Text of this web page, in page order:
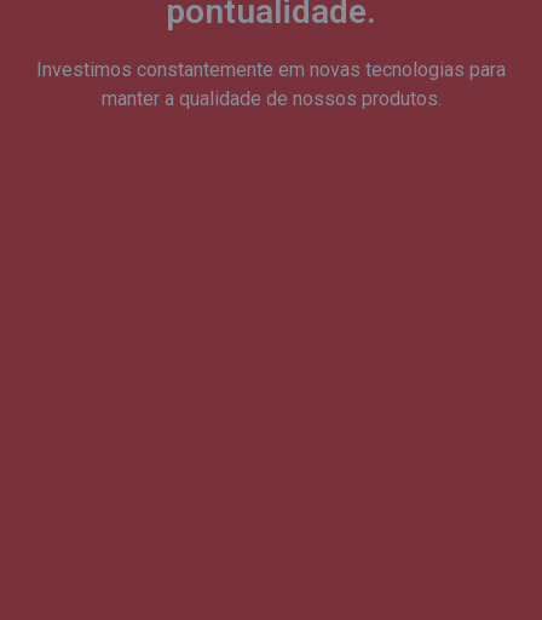
pontualidade.
Investimos constantemente em novas tecnologias para
manter a qualidade de nossos produtos.